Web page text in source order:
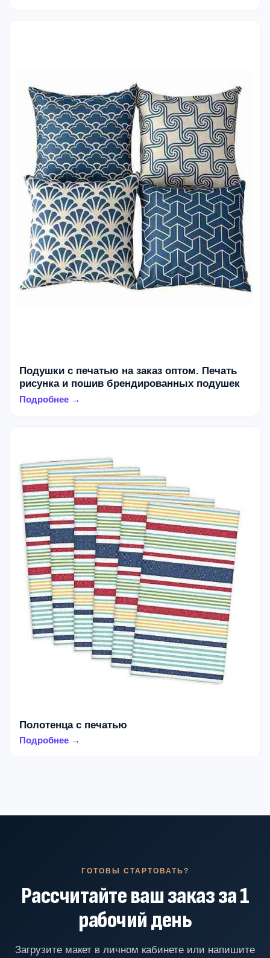
Подушки с печатью на заказ оптом. Печать
рисунка и пошив брендированных подушек
Подробнее →
Полотенца с печатью
Подробнее →
ГОТОВЫ СТАРТОВАТЬ?
Рассчитайте ваш заказ за 1
рабочий день
Загрузите макет в личном кабинете или напишите